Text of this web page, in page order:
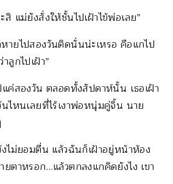
แม่ยังสั่งให้ชั้นไปเฝ้าไข้พ่อเลย”
ายไปสองวันติดนั่นน่ะเหรอ คือแกไป
ลูกไปเฝ้า”
แค่สองวัน ตลอดทั้งสัปดาห์นั้น เธอเฝ้า
ไหนเลยที่ไร้เงาพ่อหนุ่มคู่จิ้น นาย
ไม่ยอมตื่น แล้วฉันก็เฝ้าอยู่หน้าห้อง
ตาหรอก…แล้วตกลงแกคิดยังไง เขา